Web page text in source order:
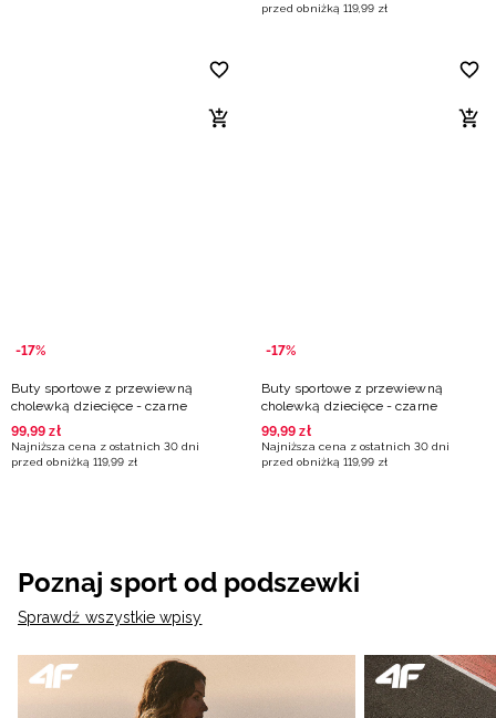
przed obniżką 119,99 zł
-17%
Buty sportowe z przewiewną
cholewką dziecięce - czarne
99,99 zł
Najniższa cena z ostatnich 30 dni
przed obniżką 119,99 zł
-17%
Buty sportowe z przewiewną
cholewką dziecięce - czarne
99,99 zł
Najniższa cena z ostatnich 30 dni
przed obniżką 119,99 zł
Poznaj sport od podszewki
Sprawdź wszystkie wpisy